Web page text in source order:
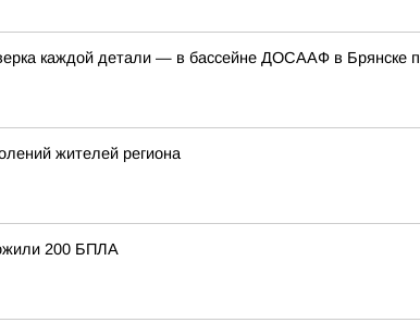
каждой детали — в бассейне ДОСААФ в Брянске
жителей региона
200 БПЛА